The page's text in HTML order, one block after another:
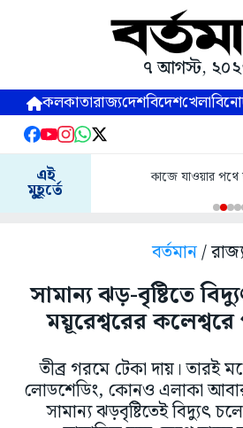
৭ আগস্ট,
কলকাতারাজ্যদেশবিদেশখেলা
এই
মুহূর্তে
কাজে যাওয়ার পথে
বর্তমান/
সামান্য ঝড়-বৃষ্টিতে
ময়ূরেশ্বরের
তীব্র গরমে টেকা দায়। তারই
লোডশেডিং, কোনও এলাকা
সামান্য ঝড়বৃষ্টিতেই বিদ্যুৎ